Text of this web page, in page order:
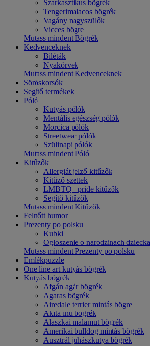
Szarkasztikus bögrék
Tengerimalacos bögrék
Vagány nagyszülők
Vicces bögre
Mutass mindent Bögrék
Kedvenceknek
Biléták
Nyakörvek
Mutass mindent Kedvenceknek
Söröskorsók
Segítő termékek
Póló
Kutyás pólók
Mentális egészség pólók
Morcica pólók
Streetwear pólók
Szülinapi pólók
Mutass mindent Póló
Kitűzők
Allergiát jelző kitűzők
Kitűző szettek
LMBTQ+ pride kitűzők
Segítő kitűzők
Mutass mindent Kitűzők
Felnőtt humor
Prezenty po polsku
Kubki
Ogłoszenie o narodzinach dziecka
Mutass mindent Prezenty po polsku
Emlékpuzzle
One line art kutyás bögrék
Kutyás bögrék
Afgán agár bögrék
Agaras bögrék
Airedale terrier mintás bögre
Akita inu bögrék
Alaszkai malamut bögrék
Amerikai bulldog mintás bögrék
Ausztrál juhászkutya bögrék